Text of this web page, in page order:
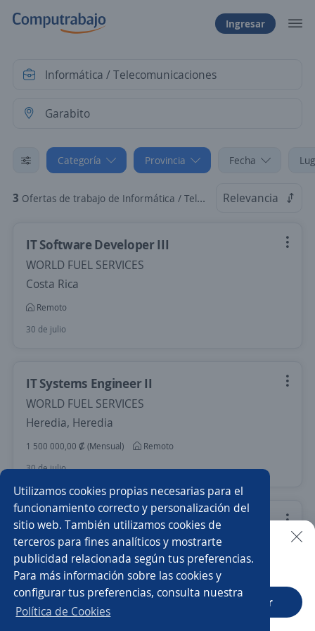
Utilizamos cookies propias necesarias para el
funcionamiento correcto y personalización del
sitio web. También utilizamos cookies de
terceros para fines analíticos y mostrarte
publicidad relacionada según tus preferencias.
Para más información sobre las cookies y
configurar tus preferencias, consulta nuestra
Política de Cookies
Ingresar
Categoría Provincia Fecha
3 Ofertas de trabajo de Informática / Telecomunicaciones en Garabito, Puntarenas Relevancia
IT Software Developer III
WORLD FUEL SERVICES
Costa Rica
Remoto
30 de julio
IT Systems Engineer II
WORLD FUEL SERVICES
Heredia, Heredia
1 500 000,00 ₡ (Mensual)
Remoto
30 de julio
Desarrollador de Python Senior
Solvo
San José, San José
Más de 30 días
Buscar es más fácil en la app
CT App Abrir